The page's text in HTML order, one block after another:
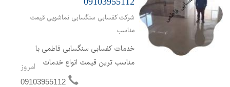
شرکت کفسابی سنگسابی نماشویی قیمت
مناسب
خدمات کفسابی سنگسابی فاطمی با
مناسب ترین قیمت انواع خدمات
کفسابی اعم از کفسابی پارکینگ پارکت
امروز
09103955112